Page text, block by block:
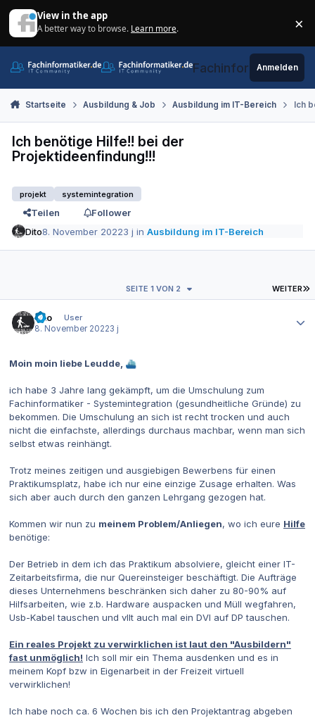
View in the app
A better way to browse. Learn more. ×
Fachinformatiker.de
Anmelden
Startseite Ausbildung & Job Ausbildung im IT-Bereich Ich
Ich benötige Hilfe!! bei der
Projektideenfindung!!!
projekt systemintegration
Teilen
Follower
Dito8. November 20223 j inAusbildung im IT-Bereich
WEITER
SEITE 1 VON 2
Dito
User
8. November 20223 j
Moin moin liebe Leudde, ⛴️
ich habe 3 Jahre lang gekämpft, um die Umschulung zum
Fachinformatiker - Systemintegration (gesundheitliche Gründe) zu
bekommen. Die Umschulung an sich ist recht trocken und auch
nicht die einfachste, allerdings durchaus machbar, wenn man sich
selbst etwas reinhängt.
Trotz meines zeitigen und ausgiebigen Bewerbens für einen
Praktikumsplatz, habe ich nur eine einzige Zusage erhalten. Was
sich aber auch durch den ganzen Lehrgang gezogen hat.
Kommen wir nun zu meinem Problem/Anliegen, wo ich eure Hilfe
benötige:
Der Betrieb in dem ich das Praktikum absolviere, gleicht einer IT-
Zeitarbeitsfirma, die nur Quereinsteiger beschäftigt. Die Aufträge
dieses Unternehmens beschränken sich daher zu 80-90% auf
Hilfsarbeiten, wie z.b. Hardware auspacken und Müll wegfahren,
Usb-Kabel tauschen und vllt auch mal ein DVI auf DP tauschen.
Ein reales Projekt zu verwirklichen ist laut den "Ausbildern"
fast unmöglich! Ich soll mir ein Thema ausdenken und es in
meinem Kopf bzw in Eigenarbeit in der Freizeit virtuell
verwirklichen!
Ich habe noch ca. 6 Wochen bis ich den Projektantrag abgeben